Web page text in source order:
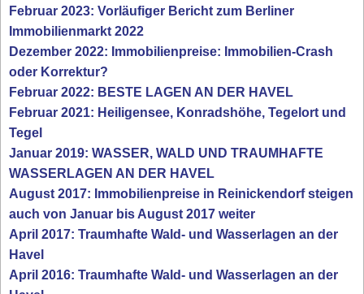
Februar 2023: Vorläufiger Bericht zum Berliner
Immobilienmarkt 2022
Dezember 2022: Immobilienpreise: Immobilien-Crash
oder Korrektur?
Februar 2022: BESTE LAGEN AN DER HAVEL
Februar 2021: Heiligensee, Konradshöhe, Tegelort und
Tegel
Januar 2019: WASSER, WALD UND TRAUMHAFTE
WASSERLAGEN AN DER HAVEL
August 2017: Immobilienpreise in Reinickendorf steigen
auch von Januar bis August 2017 weiter
April 2017: Traumhafte Wald- und Wasserlagen an der
Havel
April 2016: Traumhafte Wald- und Wasserlagen an der